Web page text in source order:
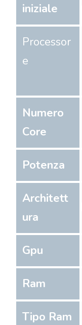
iniziale
Processor
e
Numero
Core
Potenza
Architett
ura
Gpu
Ram
Tipo Ram